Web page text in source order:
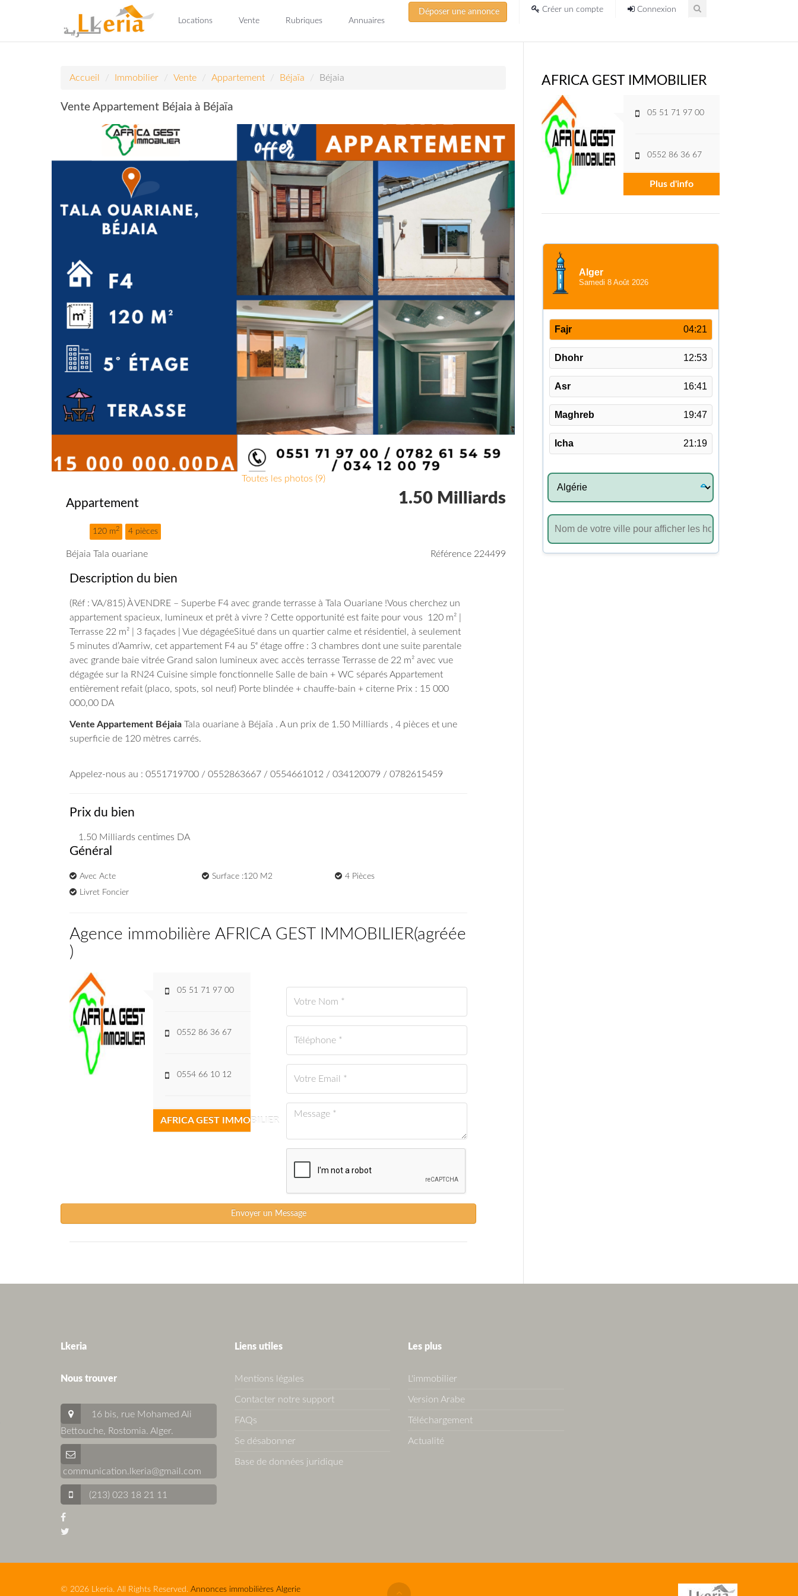
Locations Vente Rubriques Annuaires
Déposer une annonce Créer un compte Connexion
Accueil Immobilier Vente Appartement Béjaïa Béjaia
Vente Appartement Béjaia à Béjaïa
Toutes les photos (9)
Appartement
120 m2 4 pièces
1.50 Milliards
Béjaia Tala ouariane Référence 224499
Description du bien
(Réf : VA/815)À VENDRE – Superbe F4 avec grande terrasse à Tala Ouariane !Vous cherchez un
appartement spacieux, lumineux et prêt à vivre ? Cette opportunité est faite pour vous
120 m² |
Terrasse 22 m² | 3 façades | Vue dégagéeSitué dans un quartier calme et résidentiel, à seulement
5 minutes d’Aamriw, cet appartement F4 au 5ᵉ étage offre : 3 chambres dont une suite parentale
avec grande baie vitrée Grand salon lumineux avec accès terrasse Terrasse de 22 m² avec vue
dégagée sur la RN24 Cuisine simple fonctionnelle Salle de bain + WC séparés Appartement
entièrement refait (placo, spots, sol neuf) Porte blindée + chauffe-bain + citerne Prix : 15 000
000,00 DA
Vente Appartement Béjaia Tala ouariane à Béjaïa . A un prix de 1.50 Milliards , 4 pièces et une
superficie de 120 mètres carrés.
Appelez-nous au : 0551719700 / 0552863667 / 0554661012 / 034120079 / 0782615459
Prix du bien
1.50 Milliards centimes DA
Général
Avec Acte Surface :120 M2
4 Pièces
Livret Foncier
Agence immobilière AFRICA GEST IMMOBILIER(agréée
)
05 51 71 97 00
0552 86 36 67
0554 66 10 12
AFRICA GEST IMMOBILIER
Envoyer un Message
AFRICA GEST IMMOBILIER
05 51 71 97 00
0552 86 36 67
Plus d'info
Lkeria
Nous trouver
16 bis, rue Mohamed Ali
Bettouche, Rostomia. Alger.
communication.lkeria@gmail.com
(213) 023 18 21 11
Liens utiles
Mentions légales
Contacter notre support
FAQs
Se désabonner
Base de données juridique
Les plus
L'immobilier
Version Arabe
Téléchargement
Actualité
© 2026 Lkeria. All Rights Reserved. Annonces immobilières Algerie